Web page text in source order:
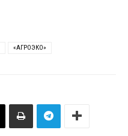
«АГРОЭКО»